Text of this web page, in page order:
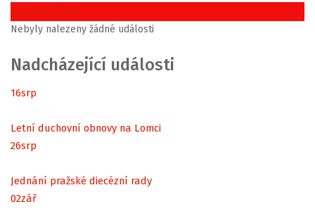
Následující den
Nebyly nalezeny žádné události
Nadcházející události
16srp
Letní duchovní obnovy na Lomci
26srp
Jednání pražské diecézní rady
02zář